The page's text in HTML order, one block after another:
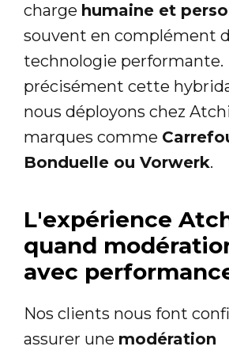
charge humaine et
souvent en complément
technologie performante.
précisément cette
nous déployons chez
marques comme
Bonduelle ou Vorwerk.
L'expérience
quand
avec
Nos clients nous font
assurer une modération